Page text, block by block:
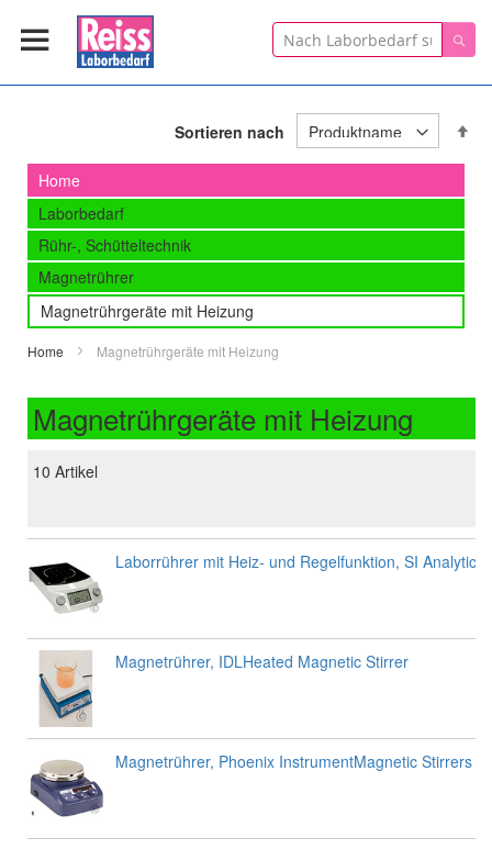
Suche
Home Magnetrührgeräte mit Heizung
Magnetrührgeräte mit Heizung
10 Artikel
Sortieren nach
Laborrührer mit Heiz- und Regelfunktion, SI
Magnetrührer, IDLHeated Magnetic Stirrer
Magnetrührer, Phoenix InstrumentMagnetic Stirrers
Home
Laborbedarf
Rühr-, Schütteltechnik
Magnetrührer
Magnetrührgeräte mit Heizung